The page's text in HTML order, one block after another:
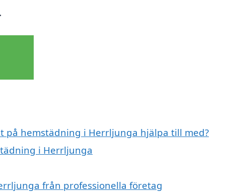
på hemstädning i Herrljunga hjälpa till med?
i Herrljunga
från professionella företag